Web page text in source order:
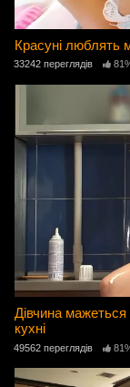
Красуні люблять
33242 переглядів
Дівчина
кухні
49562 переглядів